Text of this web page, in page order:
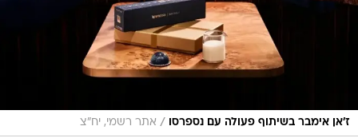
ז'אן אימבר בשיתוף פעולה עם נספרסו / אתר רשמי, יח"צ